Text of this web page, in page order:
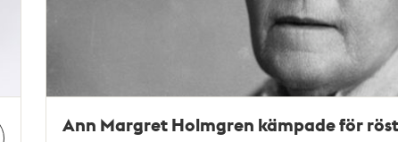
Ann Margret Holmgren kämpade för